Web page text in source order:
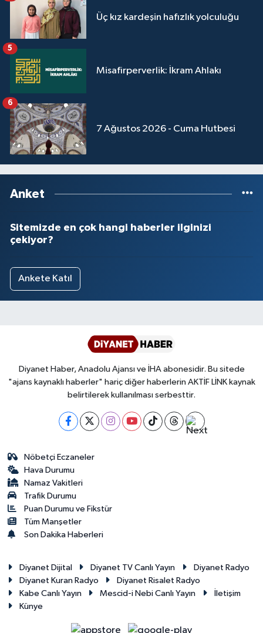
Üç kız kardeşin hafızlık yolculuğu
Misafirperverlik: İkram Ahlakı
5
7 Ağustos 2026 - Cuma Hutbesi
6
Anket
Sitemizde en çok hangi haberler ilginizi
çekiyor?
Ankete Katıl
Diyanet Haber, Anadolu Ajansı ve İHA abonesidir. Bu sitede
"ajans kaynaklı haberler" hariç diğer haberlerin AKTİF LİNK kaynak
belirtilerek kullanılması serbesttir.
Nöbetçi Eczaneler
Hava Durumu
Namaz Vakitleri
Trafik Durumu
Puan Durumu ve Fikstür
Tüm Manşetler
Son Dakika Haberleri
Diyanet Dijital Diyanet TV Canlı Yayın
Diyanet Radyo
Diyanet Kuran Radyo
Diyanet Risalet Radyo
Kabe Canlı Yayın
Mescid-i Nebi Canlı Yayın
İletişim
Künye